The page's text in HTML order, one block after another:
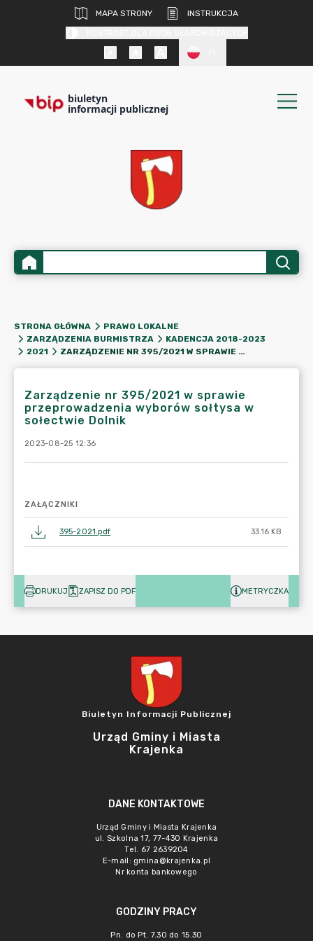
MAPA STRONY
INSTRUKCJA
biuletyn
informacji publicznej
STRONA GŁÓWNA
PRAWO LOKALNE
ZARZĄDZENIA BURMISTRZA
KADENCJA 2018-2023
2021
ZARZĄDZENIE NR 395/2021 W SPRAWIE PRZEPROWADZENIA WYBORÓW SOŁTYSA W SOŁECTWIE DOLNIK
Zarządzenie nr 395/2021 w sprawie
przeprowadzenia wyborów sołtysa w
sołectwie Dolnik
2023-08-25 12:36
ZAŁĄCZNIKI
395-2021.pdf 33.16 KB
DRUKUJ ZAPISZ DO PDF METRYCZKA
Biuletyn Informacji Publicznej
Urząd Gminy i Miasta
Krajenka
DANE KONTAKTOWE
Urząd Gminy i Miasta Krajenka
ul. Szkolna 17, 77-430 Krajenka
Tel. 67 2639204
E-mail: gmina@krajenka.pl
Nr konta bankowego
GODZINY PRACY
Pn. do Pt. 7.30 do 15.30